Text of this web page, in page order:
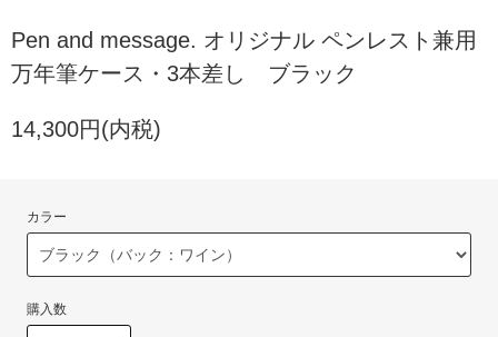
Pen and message. オリジナル ペンレスト兼用
万年筆ケース・3本差し ブラック
14,300円(内税)
カラー
購入数